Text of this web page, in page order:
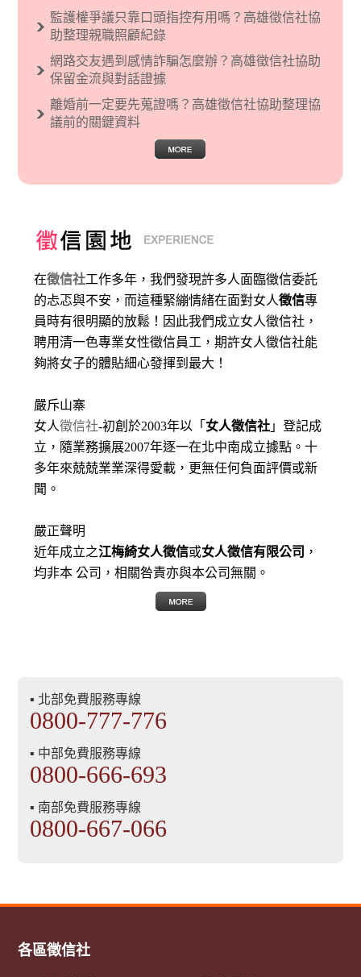
監護權爭議只靠口頭指控有用嗎？高雄徵信社協
助整理親職照顧紀錄
網路交友遇到感情詐騙怎麼辦？高雄徵信社協助
保留金流與對話證據
離婚前一定要先蒐證嗎？高雄徵信社協助整理協
議前的關鍵資料
在徵信社工作多年，我們發現許多人面臨徵信委託
的忐忑與不安，而這種緊繃情緒在面對女人徵信專
員時有很明顯的放鬆！因此我們成立女人徵信社，
聘用清一色專業女性徵信員工，期許女人徵信社能
夠將女子的體貼細心發揮到最大 ！
嚴斥山寨
女人徵信社-初創於2003年以「 女人徵信社 」登記成
立，隨業務擴展2007年逐一在北中南成立據點。十
多年來兢兢業業深得愛載，更無任何負面評價或新
聞。
嚴正聲明
近年成立之江梅綺女人徵信或女人徵信有限公司 ，
均非本 公司，相關咎責亦與本公司無關。
▪ 北部免費服務專線
0800-777-776
▪ 中部免費服務專線
0800-666-693
▪ 南部免費服務專線
0800-667-066
各區徵信社